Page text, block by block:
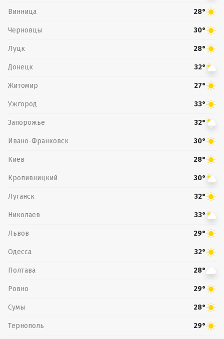
Винница 28°
Черновцы 30°
Луцк 28°
Донецк 32°
Житомир 27°
Ужгород 33°
Запорожье 32°
Ивано-Франковск 30°
Киев 28°
Кропивницкий 30°
Луганск 32°
Николаев 33°
Львов 29°
Одесса 32°
Полтава 28°
Ровно 29°
Сумы 28°
Тернополь 29°